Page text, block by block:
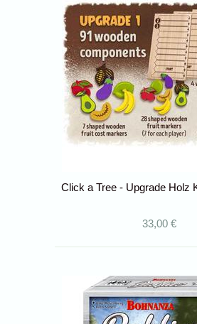
Click a Tree - Upgrade Holz
33,00 €